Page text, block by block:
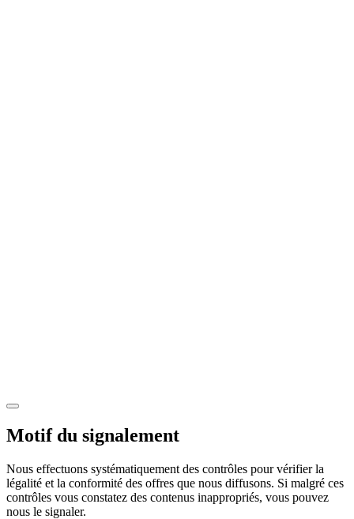
Motif du signalement
Nous effectuons systématiquement des contrôles pour vérifier la
légalité et la conformité des offres que nous diffusons. Si malgré ces
contrôles vous constatez des contenus inappropriés, vous pouvez
nous le signaler.